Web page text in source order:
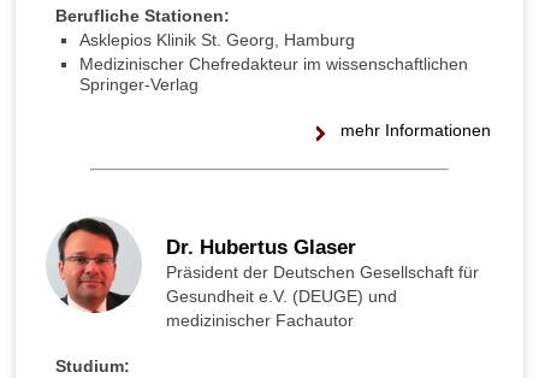
Berufliche Stationen:
Asklepios Klinik St. Georg, Hamburg
Medizinischer Chefredakteur im wissenschaftlichen
Springer-Verlag
mehr Informationen
Dr. Hubertus Glaser
Präsident der Deutschen Gesellschaft für
Gesundheit e.V. (DEUGE) und
medizinischer Fachautor
Studium: